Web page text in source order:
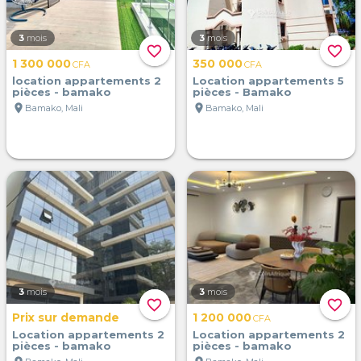
favorite_border
3 mois
1 300 000CFA
location appartements 2
pièces - bamako
location_on Bamako, Mali
favorite_border
3 mois
350 000CFA
Location appartements 5
pièces - Bamako
location_on Bamako, Mali
favorite_border
3 mois
Prix sur demande
Location appartements 2
pièces - bamako
favorite_border
3 mois
1 200 000CFA
Location appartements 2
pièces - bamako